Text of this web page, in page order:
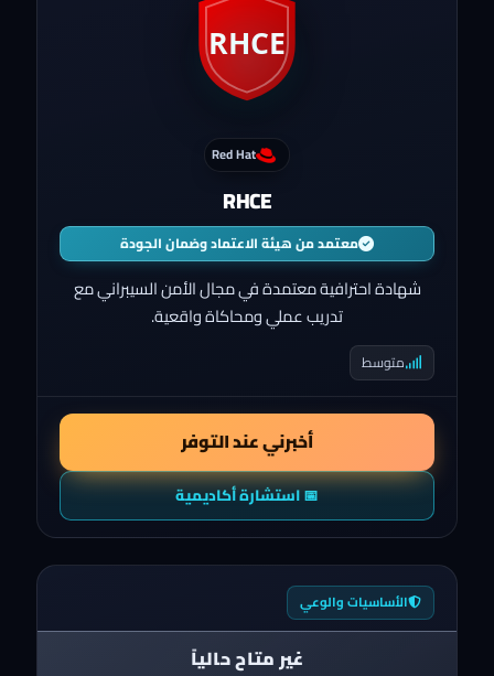
Red Hat
RHCE
معتمد من هيئة الاعتماد وضمان الجودة
شهادة احترافية معتمدة في مجال الأمن السيبراني مع
تدريب عملي ومحاكاة واقعية.
متوسط
أخبرني عند التوفر
📅 استشارة أكاديمية
الأساسيات والوعي
غير متاح حالياً